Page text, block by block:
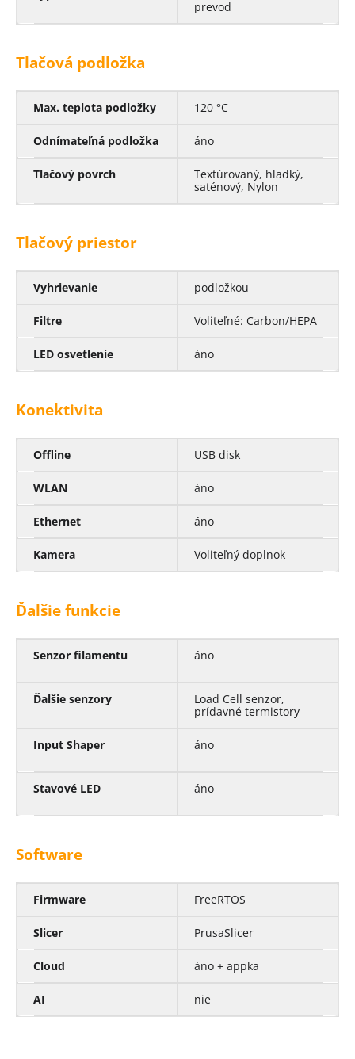
prevod
Tlačová podložka
Max. teplota podložky 120 °C
Odnímateľná podložka áno
Tlačový povrch
Textúrovaný, hladký,
saténový, Nylon
Tlačový priestor
Vyhrievanie podložkou
Filtre Voliteľné: Carbon/HEPA
LED osvetlenie áno
Konektivita
Offline USB disk
WLAN áno
Ethernet áno
Kamera Voliteľný doplnok
Ďalšie funkcie
Senzor filamentu áno
Ďalšie senzory
Load Cell senzor,
prídavné termistory
Input Shaper áno
Stavové LED áno
Software
Firmware FreeRTOS
Slicer PrusaSlicer
Cloud áno + appka
AI nie